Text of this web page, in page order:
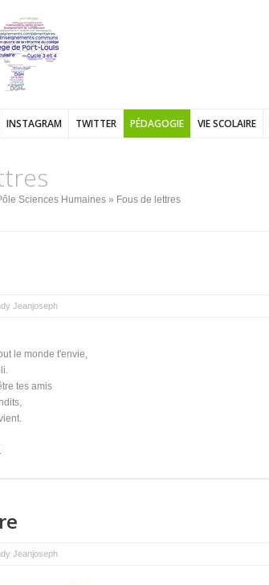
INSTAGRAM TWITTER PÉDAGOGIE VIE SCOLAIRE
Sciences Humaines » Fous de lettres
Jeanjoseph
le monde t'envie,
tes amis
Jeanjoseph